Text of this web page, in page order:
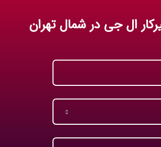
ال جی در شمال تهران